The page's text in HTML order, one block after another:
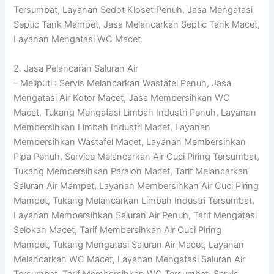
Tersumbat, Layanan Sedot Kloset Penuh, Jasa Mengatasi
Septic Tank Mampet, Jasa Melancarkan Septic Tank Macet,
Layanan Mengatasi WC Macet
2. Jasa Pelancaran Saluran Air
– Meliputi : Servis Melancarkan Wastafel Penuh, Jasa
Mengatasi Air Kotor Macet, Jasa Membersihkan WC
Macet, Tukang Mengatasi Limbah Industri Penuh, Layanan
Membersihkan Limbah Industri Macet, Layanan
Membersihkan Wastafel Macet, Layanan Membersihkan
Pipa Penuh, Service Melancarkan Air Cuci Piring Tersumbat,
Tukang Membersihkan Paralon Macet, Tarif Melancarkan
Saluran Air Mampet, Layanan Membersihkan Air Cuci Piring
Mampet, Tukang Melancarkan Limbah Industri Tersumbat,
Layanan Membersihkan Saluran Air Penuh, Tarif Mengatasi
Selokan Macet, Tarif Membersihkan Air Cuci Piring
Mampet, Tukang Mengatasi Saluran Air Macet, Layanan
Melancarkan WC Macet, Layanan Mengatasi Saluran Air